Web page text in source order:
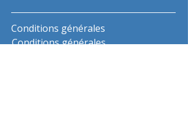
Conditions générales
Conditions générales